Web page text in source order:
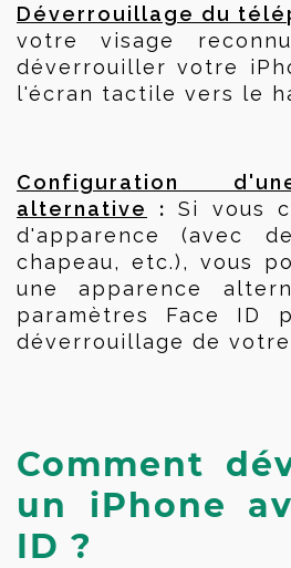
Déverrouillage du
votre visage
déverrouiller votre
l'écran tactile vers le
Configuration
alternative
: Si vous
d'apparence (avec
chapeau, etc.), vous
une apparence
paramètres Face ID
déverrouillage de votre
Comment
un iPhone
ID ?